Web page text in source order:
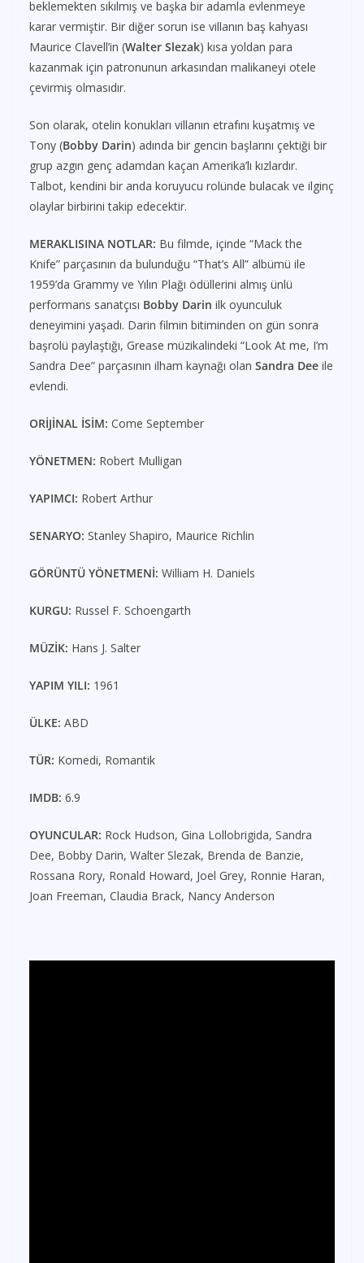
beklemekten sıkılmış ve başka bir adamla evlenmeye
karar vermiştir. Bir diğer sorun ise villanın baş kahyası
Maurice Clavell’in (Walter Slezak) kısa yoldan para
kazanmak için patronunun arkasından malikaneyi otele
çevirmiş olmasıdır.
Son olarak, otelin konukları villanın etrafını kuşatmış ve
Tony (Bobby Darin) adında bir gencin başlarını çektiği bir
grup azgın genç adamdan kaçan Amerika’lı kızlardır.
Talbot, kendini bir anda koruyucu rolünde bulacak ve ilginç
olaylar birbirini takip edecektir.
MERAKLISINA NOTLAR: Bu filmde, içinde “Mack the
Knife” parçasının da bulunduğu “That’s All” albümü ile
1959’da Grammy ve Yılın Plağı ödüllerini almış ünlü
performans sanatçısı Bobby Darin ilk oyunculuk
deneyimini yaşadı. Darin filmin bitiminden on gün sonra
başrolü paylaştığı, Grease müzikalindeki “Look At me, I’m
Sandra Dee” parçasının ilham kaynağı olan Sandra Dee ile
evlendi.
ORİJİNAL İSİM: Come September
YÖNETMEN: Robert Mulligan
YAPIMCI: Robert Arthur
SENARYO: Stanley Shapiro, Maurice Richlin
GÖRÜNTÜ YÖNETMENİ: William H. Daniels
KURGU: Russel F. Schoengarth
MÜZİK: Hans J. Salter
YAPIM YILI: 1961
ÜLKE: ABD
TÜR: Komedi, Romantik
IMDB: 6.9
OYUNCULAR: Rock Hudson, Gina Lollobrigida, Sandra
Dee, Bobby Darin, Walter Slezak, Brenda de Banzie,
Rossana Rory, Ronald Howard, Joel Grey, Ronnie Haran,
Joan Freeman, Claudia Brack, Nancy Anderson